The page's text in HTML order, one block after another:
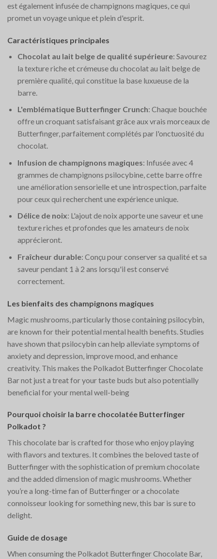
est également infusée de champignons magiques, ce qui
promet un voyage unique et plein d'esprit.
Caractéristiques principales
Chocolat au lait belge de qualité supérieure: Savourez
la texture riche et crémeuse du chocolat au lait belge de
première qualité, qui constitue la base luxueuse de la
barre.
L'emblématique Butterfinger Crunch: Chaque bouchée
offre un croquant satisfaisant grâce aux vrais morceaux de
Butterfinger, parfaitement complétés par l'onctuosité du
chocolat.
Infusion de champignons magiques: Infusée avec 4
grammes de champignons psilocybine, cette barre offre
une amélioration sensorielle et une introspection, parfaite
pour ceux qui recherchent une expérience unique.
Délice de noix: L'ajout de noix apporte une saveur et une
texture riches et profondes que les amateurs de noix
apprécieront.
Fraîcheur durable: Conçu pour conserver sa qualité et sa
saveur pendant 1 à 2 ans lorsqu'il est conservé
correctement.
Les bienfaits des champignons magiques
Magic mushrooms, particularly those containing psilocybin,
are known for their potential mental health benefits. Studies
have shown that psilocybin can help alleviate symptoms of
anxiety and depression, improve mood, and enhance
creativity. This makes the Polkadot Butterfinger Chocolate
Bar not just a treat for your taste buds but also potentially
beneficial for your mental well-being​
Pourquoi choisir la barre chocolatée Butterfinger
Polkadot ?
This chocolate bar is crafted for those who enjoy playing
with flavors and textures. It combines the beloved taste of
Butterfinger with the sophistication of premium chocolate
and the added dimension of magic mushrooms. Whether
you’re a long-time fan of Butterfinger or a chocolate
connoisseur looking for something new, this bar is sure to
delight.
Guide de dosage
When consuming the Polkadot Butterfinger Chocolate Bar,